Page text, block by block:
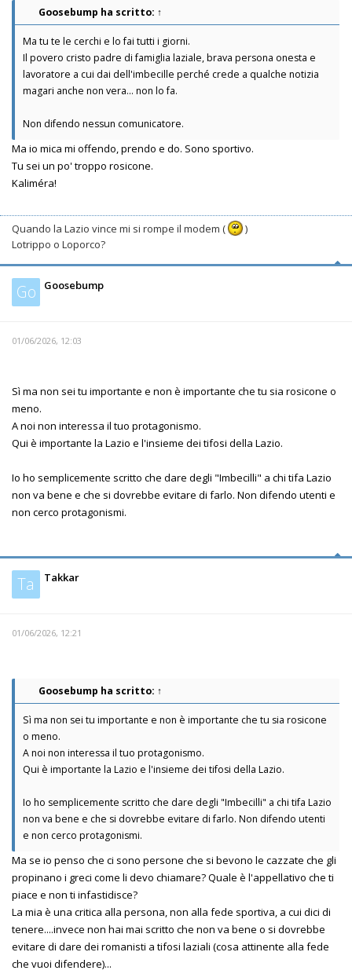
Goosebump ha scritto: ↑
Ma tu te le cerchi e lo fai tutti i giorni.
Il povero cristo padre di famiglia laziale, brava persona onesta e
lavoratore a cui dai dell'imbecille perché crede a qualche notizia
magari anche non vera... non lo fa.
Non difendo nessun comunicatore.
Ma io mica mi offendo, prendo e do. Sono sportivo.
Tu sei un po' troppo rosicone.
Kaliméra!
Quando la Lazio vince mi si rompe il modem (
)
Lotrippo o Loporco?
Go Goosebump
01/06/2026, 12:03
Sì ma non sei tu importante e non è importante che tu sia rosicone o
meno.
A noi non interessa il tuo protagonismo.
Qui è importante la Lazio e l'insieme dei tifosi della Lazio.
Io ho semplicemente scritto che dare degli "Imbecilli" a chi tifa Lazio
non va bene e che si dovrebbe evitare di farlo. Non difendo utenti e
non cerco protagonismi.
Ta Takkar
01/06/2026, 12:21
Goosebump ha scritto: ↑
Sì ma non sei tu importante e non è importante che tu sia rosicone
o meno.
A noi non interessa il tuo protagonismo.
Qui è importante la Lazio e l'insieme dei tifosi della Lazio.
Io ho semplicemente scritto che dare degli "Imbecilli" a chi tifa Lazio
non va bene e che si dovrebbe evitare di farlo. Non difendo utenti
e non cerco protagonismi.
Ma se io penso che ci sono persone che si bevono le cazzate che gli
propinano i greci come li devo chiamare? Quale è l'appellativo che ti
piace e non ti infastidisce?
La mia è una critica alla persona, non alla fede sportiva, a cui dici di
tenere....invece non hai mai scritto che non va bene o si dovrebbe
evitare di dare dei romanisti a tifosi laziali (cosa attinente alla fede
che vuoi difendere)...